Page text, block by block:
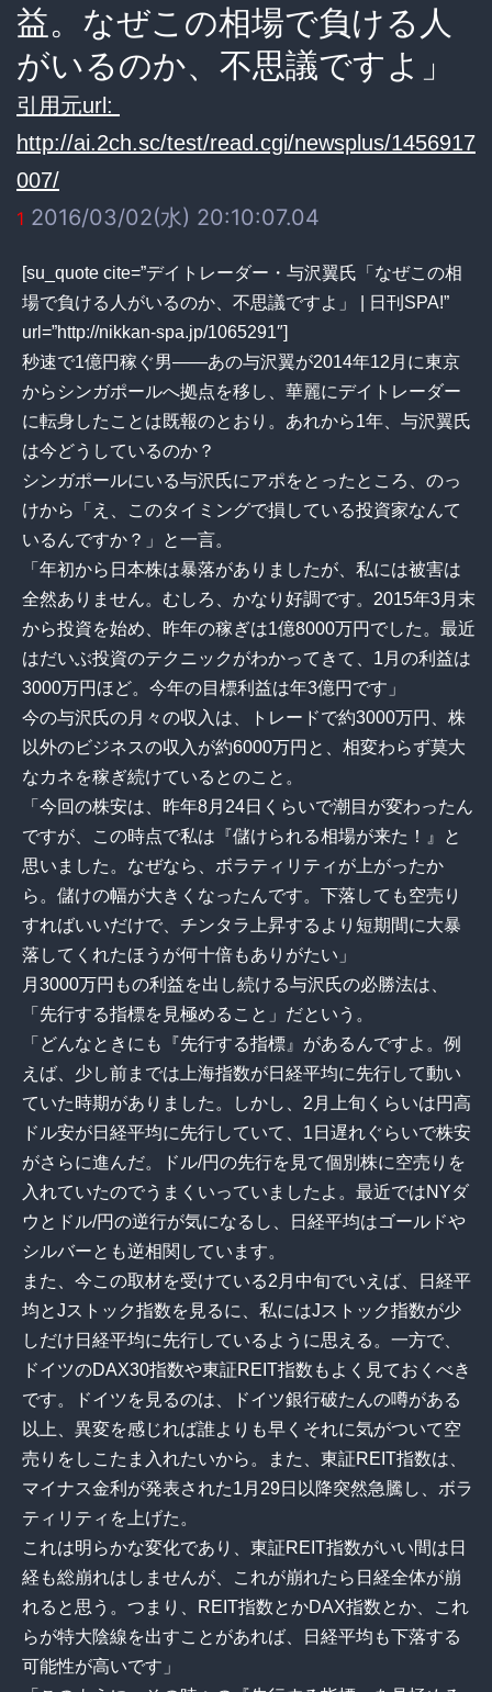
益。なぜこの相場で負ける人
がいるのか、不思議ですよ」
引用元url:
http://ai.2ch.sc/test/read.cgi/newsplus/1456917
007/
1 2016/03/02(水) 20:10:07.04
[su_quote cite=”デイトレーダー・与沢翼氏「なぜこの相
場で負ける人がいるのか、不思議ですよ」 | 日刊SPA!”
url=”http://nikkan-spa.jp/1065291″]
秒速で1億円稼ぐ男――あの与沢翼が2014年12月に東京
からシンガポールへ拠点を移し、華麗にデイトレーダー
に転身したことは既報のとおり。あれから1年、与沢翼氏
は今どうしているのか？
シンガポールにいる与沢氏にアポをとったところ、のっ
けから「え、このタイミングで損している投資家なんて
いるんですか？」と一言。
「年初から日本株は暴落がありましたが、私には被害は
全然ありません。むしろ、かなり好調です。2015年3月末
から投資を始め、昨年の稼ぎは1億8000万円でした。最近
はだいぶ投資のテクニックがわかってきて、1月の利益は
3000万円ほど。今年の目標利益は年3億円です」
今の与沢氏の月々の収入は、トレードで約3000万円、株
以外のビジネスの収入が約6000万円と、相変わらず莫大
なカネを稼ぎ続けているとのこと。
「今回の株安は、昨年8月24日くらいで潮目が変わったん
ですが、この時点で私は『儲けられる相場が来た！』と
思いました。なぜなら、ボラティリティが上がったか
ら。儲けの幅が大きくなったんです。下落しても空売り
すればいいだけで、チンタラ上昇するより短期間に大暴
落してくれたほうが何十倍もありがたい」
月3000万円もの利益を出し続ける与沢氏の必勝法は、
「先行する指標を見極めること」だという。
「どんなときにも『先行する指標』があるんですよ。例
えば、少し前までは上海指数が日経平均に先行して動い
ていた時期がありました。しかし、2月上旬くらいは円高
ドル安が日経平均に先行していて、1日遅れぐらいで株安
がさらに進んだ。ドル/円の先行を見て個別株に空売りを
入れていたのでうまくいっていましたよ。最近ではNYダ
ウとドル/円の逆行が気になるし、日経平均はゴールドや
シルバーとも逆相関しています。
また、今この取材を受けている2月中旬でいえば、日経平
均とJストック指数を見るに、私にはJストック指数が少
しだけ日経平均に先行しているように思える。一方で、
ドイツのDAX30指数や東証REIT指数もよく見ておくべき
です。ドイツを見るのは、ドイツ銀行破たんの噂がある
以上、異変を感じれば誰よりも早くそれに気がついて空
売りをしこたま入れたいから。また、東証REIT指数は、
マイナス金利が発表された1月29日以降突然急騰し、ボラ
ティリティを上げた。
これは明らかな変化であり、東証REIT指数がいい間は日
経も総崩れはしませんが、これが崩れたら日経全体が崩
れると思う。つまり、REIT指数とかDAX指数とか、これ
らが特大陰線を出すことがあれば、日経平均も下落する
可能性が高いです」